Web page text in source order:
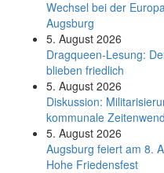
Wechsel bei der
Augsburg
5. August 2026
Dragqueen-Lesung:
blieben friedlich
5. August 2026
Diskussion:
kommunale
5. August 2026
Augsburg feiert am 8.
Hohe Friedensfest